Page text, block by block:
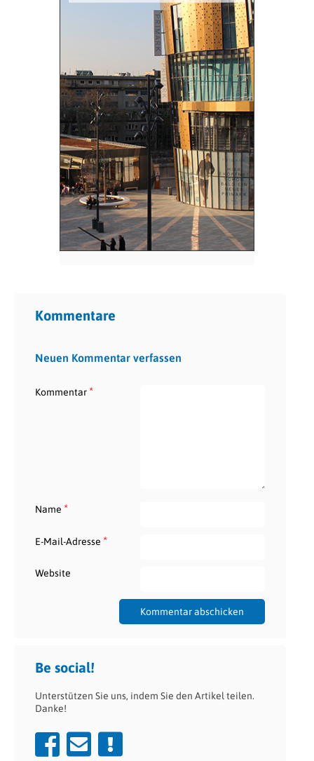
Kommentare
Neuen Kommentar verfassen
Kommentar*
Name *
E-Mail-Adresse *
Website
Be social!
Unterstützen Sie uns, indem Sie den Artikel teilen.
Danke!